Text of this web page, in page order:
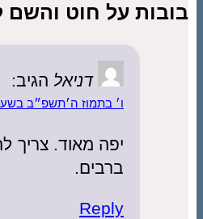
בובות על חוט והשם
דניאל הגיב:
ו׳ בתמוז ה׳תשפ״ב בשעה
יפה מאוד. צריך
ברבים.
Reply